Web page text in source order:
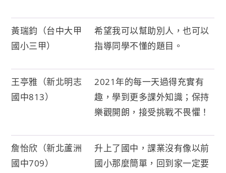
黃瑞鈞（台中大甲
國小三甲）
希望我可以幫助別人，也可以
指導同學不懂的題目。
王亭雅（新北明志
國中813）
2021年的每一天過得充實有
趣，學到更多課外知識；保持
樂觀開朗，接受挑戰不畏懼！
詹怡欣（新北蘆洲
國中709）
升上了國中，課業沒有像以前
國小那麼簡單，回到家一定要